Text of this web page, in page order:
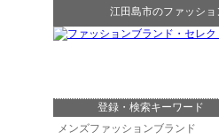
江田島市のファッシ
登録・検索キーワード
メンズファッションブランド